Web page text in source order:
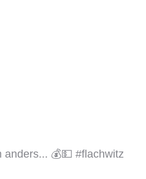
💰💵 #flachwitz